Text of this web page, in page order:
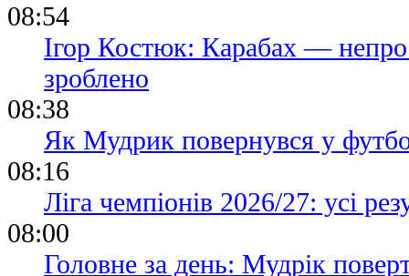
08:54
Ігор Костюк: Карабах —
зроблено
08:38
Як Мудрик повернувся у
08:16
Ліга чемпіонів 2026/27: усі
08:00
Головне за день: Мудрік